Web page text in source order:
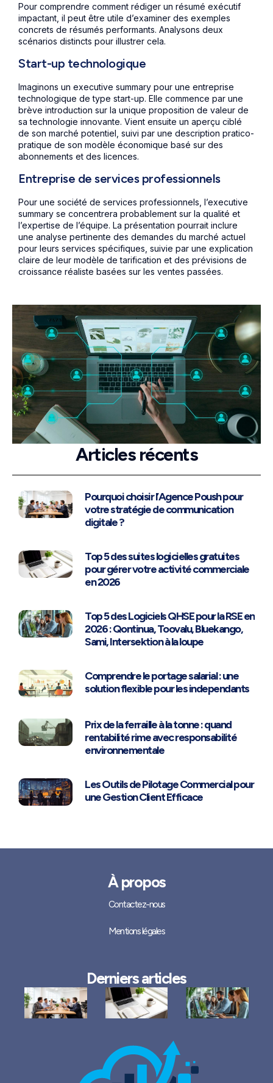
Pour comprendre comment rédiger un résumé exécutif
impactant, il peut être utile d’examiner des exemples
concrets de résumés performants. Analysons deux
scénarios distincts pour illustrer cela.
Start-up technologique
Imaginons un executive summary pour une entreprise
technologique de type start-up. Elle commence par une
brève introduction sur la unique proposition de valeur de
sa technologie innovante. Vient ensuite un aperçu ciblé
de son marché potentiel, suivi par une description pratico-
pratique de son modèle économique basé sur des
abonnements et des licences.
Entreprise de services professionnels
Pour une société de services professionnels, l’executive
summary se concentrera probablement sur la qualité et
l’expertise de l’équipe. La présentation pourrait inclure
une analyse pertinente des demandes du marché actuel
pour leurs services spécifiques, suivie par une explication
claire de leur modèle de tarification et des prévisions de
croissance réaliste basées sur les ventes passées.
Articles récents
Pourquoi choisir l’Agence Poush pour
votre stratégie de communication
digitale ?
Top 5 des suites logicielles gratuites
pour gérer votre activité commerciale
en 2026
Top 5 des Logiciels QHSE pour la RSE en
2026 : Qontinua, Toovalu, Bluekango,
Sami, Intersektion à la loupe
Comprendre le portage salarial : une
solution flexible pour les independants
Prix de la ferraille à la tonne : quand
rentabilité rime avec responsabilité
environnementale
Les Outils de Pilotage Commercial pour
une Gestion Client Efficace
À propos
Contactez-nous
Mentions légales
Derniers articles